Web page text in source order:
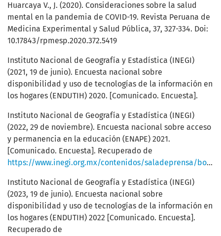
Huarcaya V., J. (2020). Consideraciones sobre la salud
mental en la pandemia de COVID-19. Revista Peruana de
Medicina Experimental y Salud Pública, 37, 327-334. Doi:
10.17843/rpmesp.2020.372.5419
Instituto Nacional de Geografía y Estadística (INEGI)
(2021, 19 de junio). Encuesta nacional sobre
disponibilidad y uso de tecnologías de la información en
los hogares (ENDUTIH) 2020. [Comunicado. Encuesta].
Instituto Nacional de Geografía y Estadística (INEGI)
(2022, 29 de noviembre). Encuesta nacional sobre acceso
y permanencia en la educación (ENAPE) 2021.
[Comunicado. Encuesta]. Recuperado de
https://www.inegi.org.mx/contenidos/saladeprensa/boletines/2022/ENAPE/ENAPE2021.pdf
Instituto Nacional de Geografía y Estadística (INEGI)
(2023, 19 de junio). Encuesta nacional sobre
disponibilidad y uso de tecnologías de la información en
los hogares (ENDUTIH) 2022 [Comunicado. Encuesta].
Recuperado de